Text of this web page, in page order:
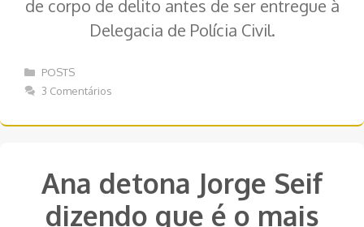
de corpo de delito antes de ser entregue à
Delegacia de Polícia Civil.
Categorias
POSTS
3 Comentários
Ana detona Jorge Seif
dizendo que é o mais